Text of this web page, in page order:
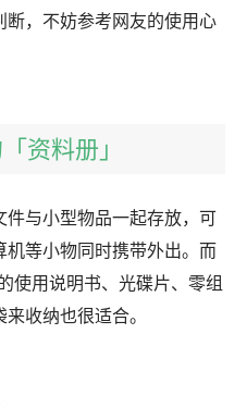
，不妨参考网友的使用心
资料册」
与小型物品一起存放，可
等小物同时携带外出。而
使用说明书、光碟片、零组
收纳也很适合。